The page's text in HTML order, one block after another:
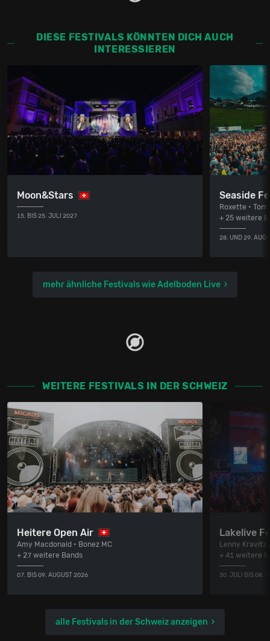
DIESE FESTIVALS KÖNNTEN DICH AUCH
INTERESSIEREN
Moon&Stars
15. BIS 25. JULI 2027
Seaside
Roxette • Tom
+ 25 weitere
28. UND 29.
mehr ähnliche Festivals wie Adelboden Live
WEITERE FESTIVALS IN DER SCHWEIZ
Heitere Open Air
Amy Macdonald • Bonez MC
+ 27 weitere Bands
07. BIS 09. AUGUST 2026
Lakelive
Lenny Kravitz
+ 41 weitere
30. JULI BIS 08.
alle Festivals in der Schweiz anzeigen